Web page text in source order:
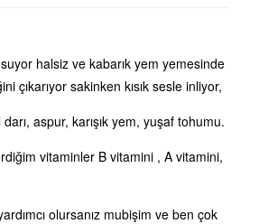
halsiz ve kabarık yem yemesinde
çıkarıyor sakinken kısık sesle inliyor,
darı, aspur, karışık yem, yuşaf tohumu.
vitaminler B vitamini , A vitamini,
olursanız mubişim ve ben çok